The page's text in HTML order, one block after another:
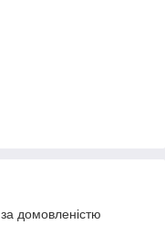
домовленістю